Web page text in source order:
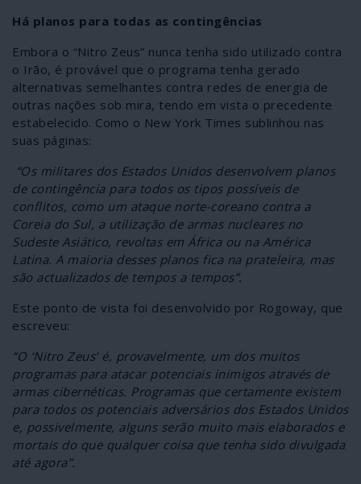
Há planos para todas as contingências
Embora o “Nitro Zeus” nunca tenha sido utilizado contra
o Irão, é provável que o programa tenha gerado
alternativas semelhantes contra redes de energia de
outras nações sob mira, tendo em vista o precedente
estabelecido. Como o New York Times sublinhou nas
suas páginas:
“Os militares dos Estados Unidos desenvolvem planos
de contingência para todos os tipos possíveis de
conflitos, como um ataque norte-coreano contra a
Coreia do Sul, a utilização de armas nucleares no
Sudeste Asiático, revoltas em África ou na América
Latina. A maioria desses planos fica na prateleira, mas
são actualizados de tempos a tempos”.
Este ponto de vista foi desenvolvido por Rogoway, que
escreveu:
“O ‘Nitro Zeus’ é, provavelmente, um dos muitos
programas para atacar potenciais inimigos através de
armas cibernéticas. Programas que certamente existem
para todos os potenciais adversários dos Estados Unidos
e, possivelmente, alguns serão muito mais elaborados e
mortais do que qualquer coisa que tenha sido divulgada
até agora”.